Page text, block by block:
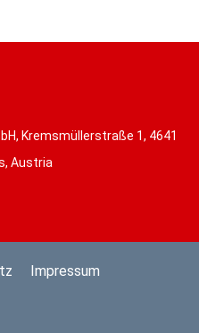
Kremsmüllerstraße 1, 4641
Austria
Impressum